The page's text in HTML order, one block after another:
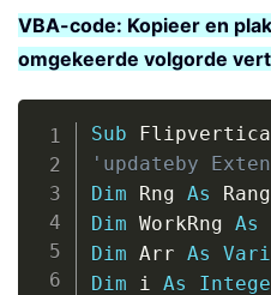
VBA-code: Kopieer en
omgekeerde volgorde
Sub
'updateby
Dim Rng As
Dim WorkRng As
Dim Arr As
Dim i As